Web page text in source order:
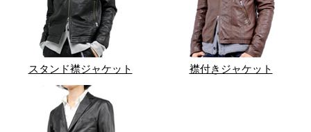
スタンド襟ジャケット 襟付きジャケット